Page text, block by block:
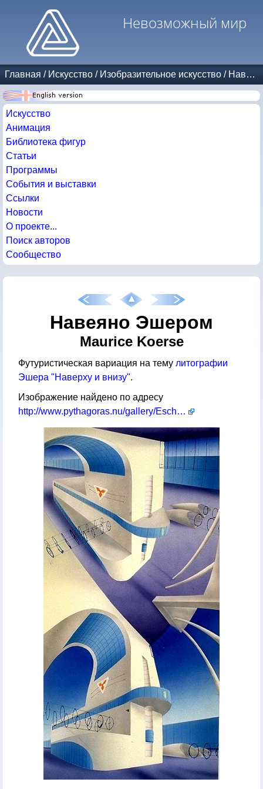
Невозможный мир
Главная / Искусство / Изобразительное искусство / Навеяно Эшером
Искусство
Анимация
Библиотека фигур
Статьи
Программы
События и выставки
Ссылки
Новости
О проекте...
Поиск авторов
Сообщество
Навеяно Эшером
Maurice Koerse
Футуристическая вариация на тему литографии
Эшера "Наверху и внизу".
Изображение найдено по адресу
http://www.pythagoras.nu/gallery/Escher98/uit17.html